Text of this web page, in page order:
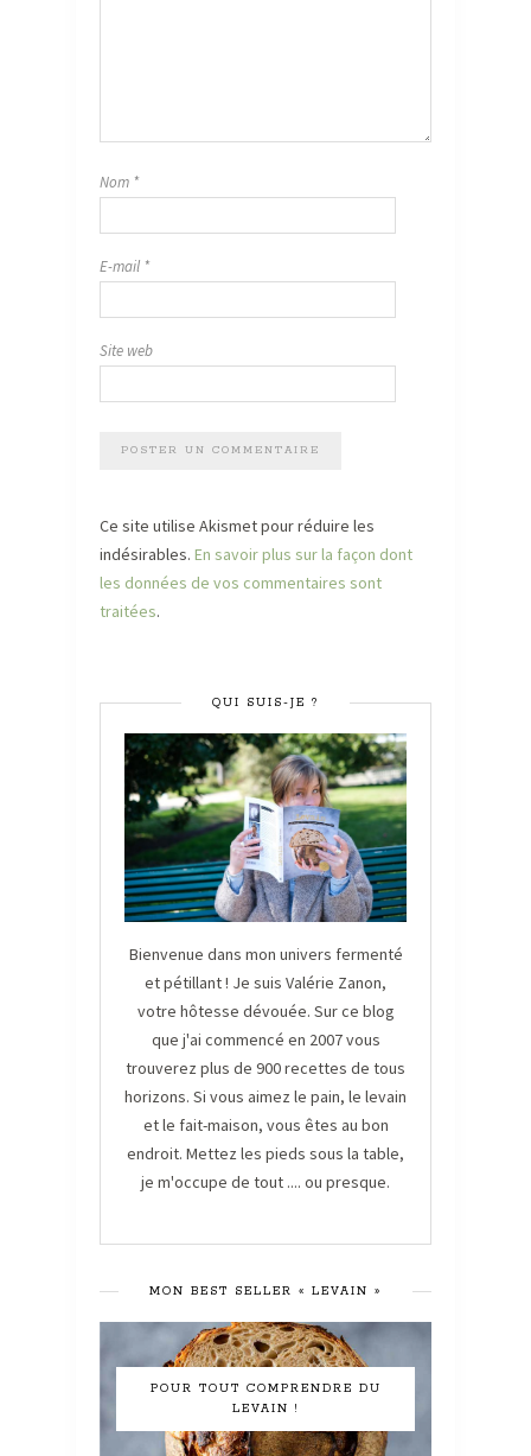
Nom *
E-mail *
Site web
Ce site utilise Akismet pour réduire les
indésirables. En savoir plus sur la façon dont
les données de vos commentaires sont
traitées.
QUI SUIS-JE ?
Bienvenue dans mon univers fermenté
et pétillant ! Je suis Valérie Zanon,
votre hôtesse dévouée. Sur ce blog
que j'ai commencé en 2007 vous
trouverez plus de 900 recettes de tous
horizons. Si vous aimez le pain, le levain
et le fait-maison, vous êtes au bon
endroit. Mettez les pieds sous la table,
je m'occupe de tout .... ou presque.
MON BEST SELLER « LEVAIN »
POUR TOUT COMPRENDRE DU
LEVAIN !